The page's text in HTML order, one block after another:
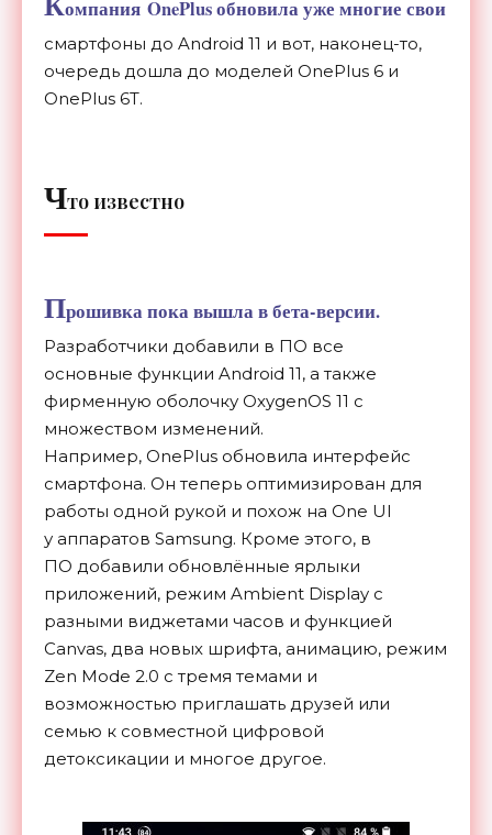
омпания OnePlus обновила уже многие свои
смартфоны до Android 11 и вот, наконец-то,
очередь дошла до моделей OnePlus 6 и
OnePlus 6T.
Что известно
Прошивка пока вышла в бета-версии.
Разработчики добавили в ПО все
основные функции Android 11, а также
фирменную оболочку OxygenOS 11 с
множеством изменений.
Например, OnePlus обновила интерфейс
смартфона. Он теперь оптимизирован для
работы одной рукой и похож на One UI
у аппаратов Samsung. Кроме этого, в
ПО добавили обновлённые ярлыки
приложений, режим Ambient Display с
разными виджетами часов и функцией
Canvas, два новых шрифта, анимацию, режим
Zen Mode 2.0 с тремя темами и
возможностью приглашать друзей или
семью к совместной цифровой
детоксикации и многое другое.